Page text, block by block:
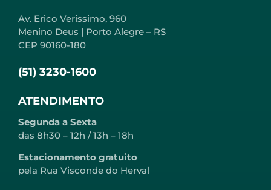
Av. Erico Verissimo, 960
Menino Deus | Porto Alegre – RS
CEP 90160-180
(51) 3230-1600
ATENDIMENTO
Segunda a Sexta
das 8h30 – 12h / 13h – 18h
Estacionamento gratuito
pela Rua Visconde do Herval